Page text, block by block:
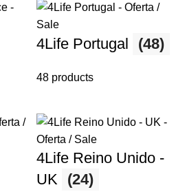
4Life Portugal (48)
48 products
4Life Reino Unido -
UK (24)